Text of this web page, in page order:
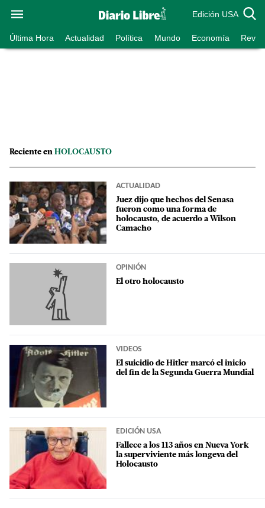
Edición USA
Última Hora Actualidad Política Mundo Economía
Reciente en HOLOCAUSTO
ACTUALIDAD
Juez dijo que hechos del Senasa
fueron como una forma de
holocausto, de acuerdo a Wilson
Camacho
OPINIÓN
El otro holocausto
VIDEOS
El suicidio de Hitler marcó el inicio
del fin de la Segunda Guerra Mundial
EDICIÓN USA
Fallece a los 113 años en Nueva York
la superviviente más longeva del
Holocausto